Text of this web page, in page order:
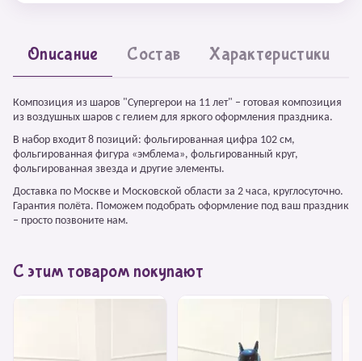
Описание Состав Характеристики
Композиция из шаров "Супергерои на 11 лет" – готовая композиция
из воздушных шаров с гелием для яркого оформления праздника.
В набор входит 8 позиций: фольгированная цифра 102 см,
фольгированная фигура «эмблема», фольгированный круг,
фольгированная звезда и другие элементы.
Доставка по Москве и Московской области за 2 часа, круглосуточно.
Гарантия полёта. Поможем подобрать оформление под ваш праздник
– просто позвоните нам.
С этим товаром покупают